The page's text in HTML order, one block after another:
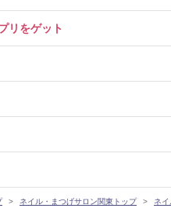
リをゲット
ネイル・まつげサロン関東トップ ネ